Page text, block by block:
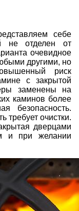
себе
не отделен от
очевидное
другими, но
риск
с закрытой
заменены на
каминов более
безопасность.
требует очистки.
дверцами
и при желании